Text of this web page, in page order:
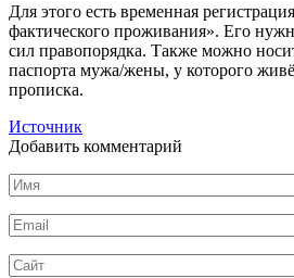
Для этого есть временная
фактического проживания». Его
сил правопорядка. Также можно
паспорта мужа/жены, у которого
прописка.
Источник
Добавить комментарий
Имя
Email
Сайт